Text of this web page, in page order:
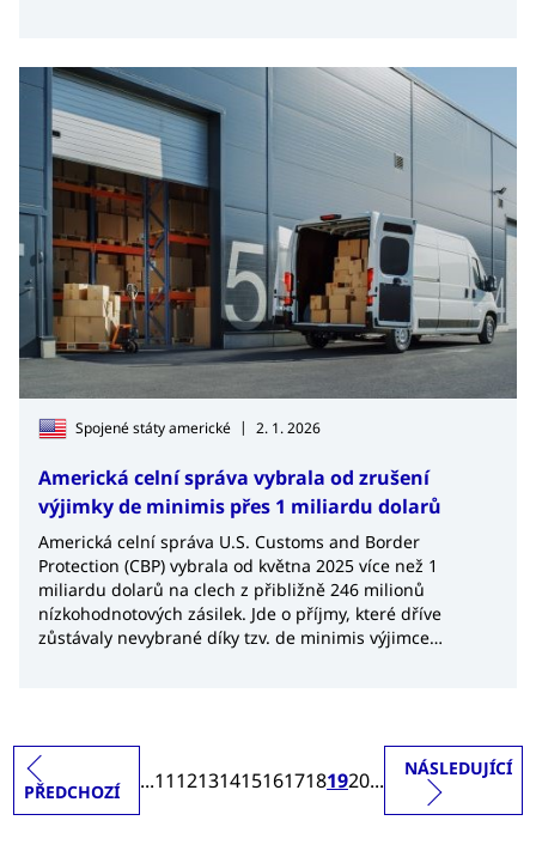
Spojené státy americké | 2. 1. 2026
Americká celní správa vybrala od zrušení
výjimky de minimis přes 1 miliardu dolarů
Americká celní správa U.S. Customs and Border
Protection (CBP) vybrala od května 2025 více než 1
miliardu dolarů na clech z přibližně 246 milionů
nízkohodnotových zásilek. Jde o příjmy, které dříve
zůstávaly nevybrané díky tzv. de minimis výjimce
PŘEDCHOZÍ ...11121314151617181920... NÁSLEDUJÍCÍ